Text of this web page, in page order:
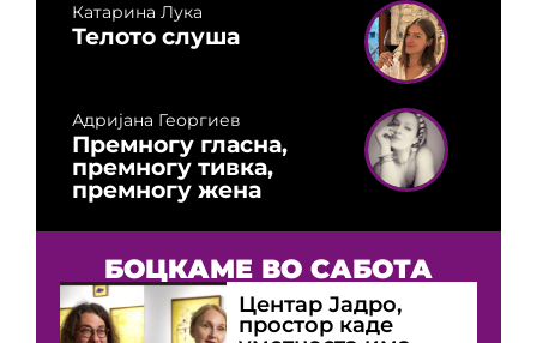
Катарина Лука
Телото слуша
Адријана Георгиев
Премногу гласна,
премногу тивка,
премногу жена
БОЦКАМЕ ВО САБОТА
Центар Јадро,
простор каде